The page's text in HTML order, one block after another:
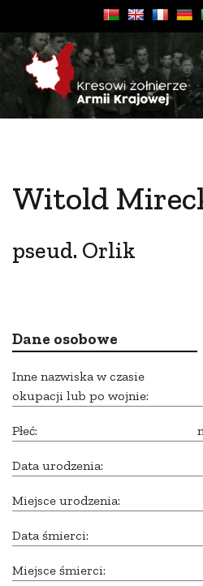
Witold
pseud. Orlik
Dane osobowe
Inne nazwiska w czasie
okupacji lub po wojnie:
Płeć:
Data urodzenia:
Miejsce urodzenia:
Data śmierci:
Miejsce śmierci: